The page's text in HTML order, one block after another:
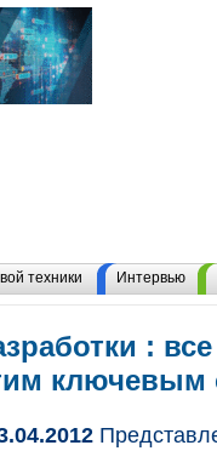
техники Интервью
:
ключевым